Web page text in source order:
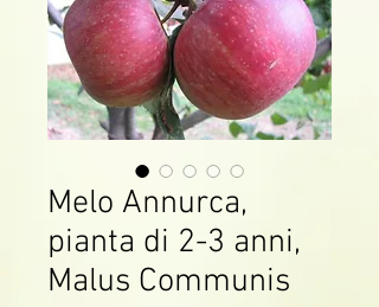
Melo Annurca,
pianta di 2-3 anni,
Malus Communis